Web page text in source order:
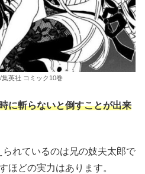
英社 コミック10巻
に斬らないと倒すことが出来
れているのは兄の妓夫太郎で
ほどの実力はあります。